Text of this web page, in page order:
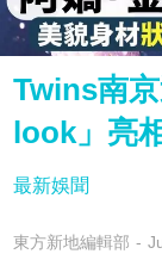
Twins南
look」亮
最新娛聞
東方新地編輯部